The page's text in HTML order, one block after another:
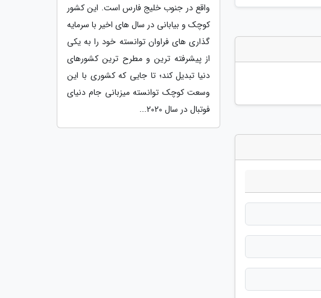
واقع در جنوب خلیج فارس است. این کشور
کوچک و بیابانی در سال های اخیر با سرمایه
گذاری های فراوان توانسته خود را به یکی
از پیشرفته ترین و مطرح ترین کشورهای
دنیا تبدیل کند؛ تا جایی که کشوری با این
وسعت کوچک توانسته میزبانی جام دنیای
فوتبال در سال 2020...